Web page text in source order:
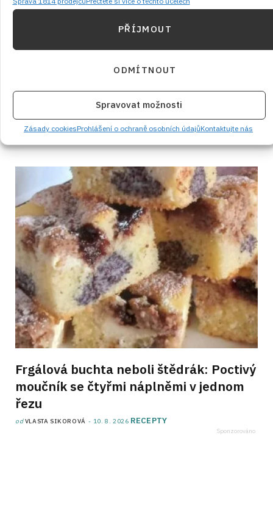
PŘÍJMOUT
ODMÍTNOUT
Spravovat možnosti
Zásady cookiesProhlášení o ochraně osobních údajůKontaktujte nás
Rychlý švestkový koláč bez vajec s
mákem a skořicovou drobenkou
Frgálová buchta neboli štědrák: Poctivý
moučník se čtyřmi náplněmi v jednom
řezu
odVLASTA SIKOROVÁ 10. 8. 2026 RECEPTY